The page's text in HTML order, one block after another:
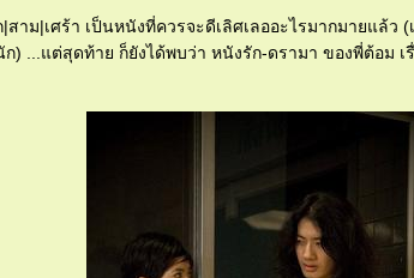
าม|เศร้า เป็นหนังที่ควรจะดีเลิศเลออะไรมากมายแล้ว
ก) ...แต่สุดท้าย ก็ยังได้พบว่า หนังรัก-ดรามา ของพี่ต้อม